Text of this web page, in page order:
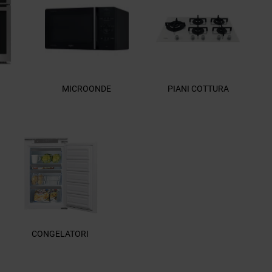
MICROONDE PIANI COTTURA
CONGELATORI